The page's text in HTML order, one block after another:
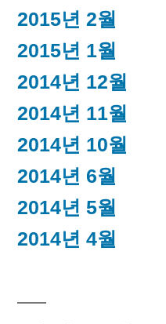
2015년 2월
2015년 1월
2014년 12월
2014년 11월
2014년 10월
2014년 6월
2014년 5월
2014년 4월